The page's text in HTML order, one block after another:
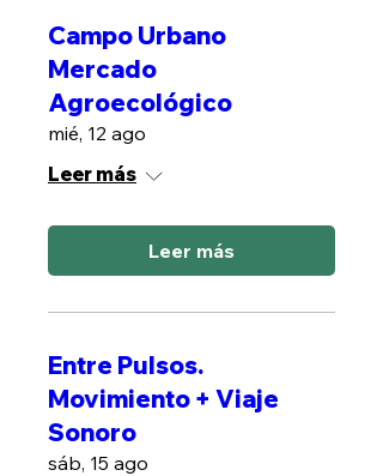
Campo Urbano
Mercado
Agroecológico
mié, 12 ago
Leer más
Leer más
Entre Pulsos.
Movimiento + Viaje
Sonoro
sáb, 15 ago